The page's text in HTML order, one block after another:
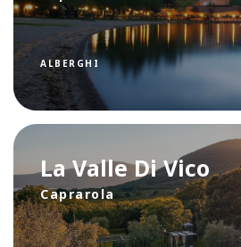
ALBERGHI
La Valle Di Vico
Caprarola